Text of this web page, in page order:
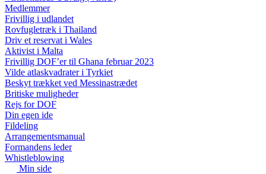
Medlemmer
Frivillig i udlandet
Rovfugletræk i Thailand
Driv et reservat i Wales
Aktivist i Malta
Frivillig DOF’er til Ghana februar 2023
Vilde atlaskvadrater i Tyrkiet
Beskyt trækket ved Messinastrædet
Britiske muligheder
Rejs for DOF
Din egen ide
Fildeling
Arrangementsmanual
Formandens leder
Whistleblowing
Min side